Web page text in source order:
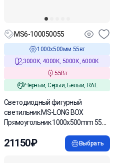
MS6-100050055
1000х500мм 55вт
3000К, 4000К, 5000К, 6000К
55Вт
Черный, Серый, Белый, RAL
Светодиодный фигурный
светильник MS-LONG BOX
Прямоугольник 1000x500mm 55W
21150₽ Выбрать